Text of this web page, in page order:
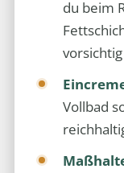
du beim
Vollbad